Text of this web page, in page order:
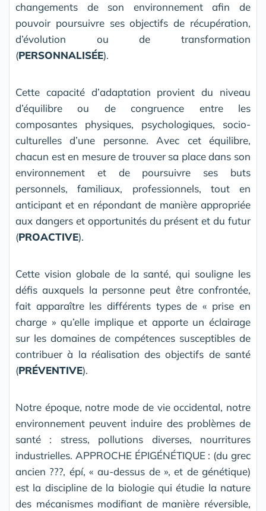
changements de son environnement afin de
pouvoir poursuivre ses objectifs de récupération,
d’évolution ou de transformation
(PERSONNALISÉE).
Cette capacité d’adaptation provient du niveau
d’équilibre ou de congruence entre les
composantes physiques, psychologiques, socio-
culturelles d’une personne. Avec cet équilibre,
chacun est en mesure de trouver sa place dans son
environnement et de poursuivre ses buts
personnels, familiaux, professionnels, tout en
anticipant et en répondant de manière appropriée
aux dangers et opportunités du présent et du futur
(PROACTIVE).
Cette vision globale de la santé, qui souligne les
défis auxquels la personne peut être confrontée,
fait apparaître les différents types de « prise en
charge » qu’elle implique et apporte un éclairage
sur les domaines de compétences susceptibles de
contribuer à la réalisation des objectifs de santé
(PRÉVENTIVE).
Notre époque, notre mode de vie occidental, notre
environnement peuvent induire des problèmes de
santé : stress, pollutions diverses, nourritures
industrielles. APPROCHE ÉPIGÉNÉTIQUE : (du grec
ancien ???, épí, « au-dessus de », et de génétique)
est la discipline de la biologie qui étudie la nature
des mécanismes modifiant de manière réversible,